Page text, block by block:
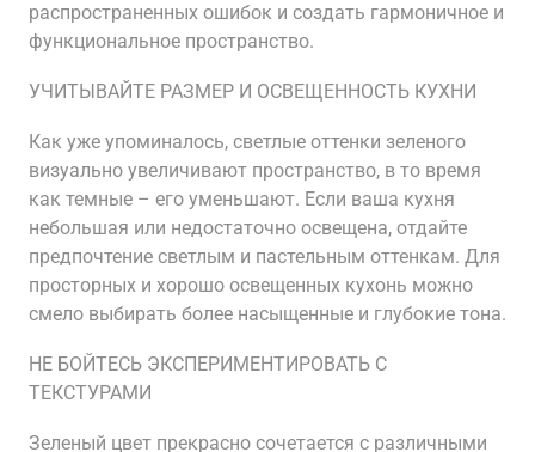
распространенных ошибок и создать гармоничное и
функциональное пространство.
УЧИТЫВАЙТЕ РАЗМЕР И ОСВЕЩЕННОСТЬ КУХНИ
Как уже упоминалось, светлые оттенки зеленого
визуально увеличивают пространство, в то время
как темные – его уменьшают. Если ваша кухня
небольшая или недостаточно освещена, отдайте
предпочтение светлым и пастельным оттенкам. Для
просторных и хорошо освещенных кухонь можно
смело выбирать более насыщенные и глубокие тона.
НЕ БОЙТЕСЬ ЭКСПЕРИМЕНТИРОВАТЬ С
ТЕКСТУРАМИ
Зеленый цвет прекрасно сочетается с различными